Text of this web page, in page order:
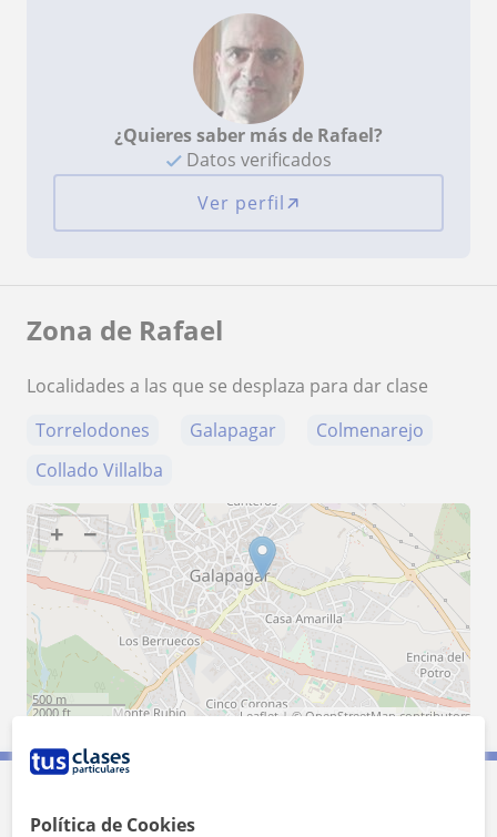
¿Quieres saber más de Rafael?
Datos verificados
Ver perfil
Zona de Rafael
Localidades a las que se desplaza para dar clase
Torrelodones
Galapagar
Colmenarejo
Collado Villalba
+ −
500 m
2000 ft
Leaflet | © OpenStreetMapcontributors
Contacta con Rafael
Política de Cookies